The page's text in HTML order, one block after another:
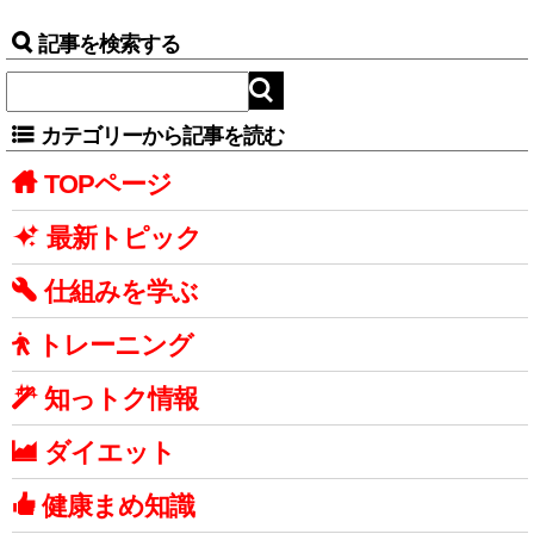
記事を検索する
カテゴリーから記事を読む
TOPページ
最新トピック
仕組みを学ぶ
トレーニング
知っトク情報
ダイエット
健康まめ知識